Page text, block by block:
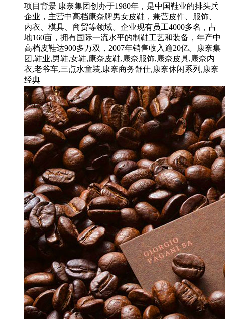
项目背景 康奈集团创办于1980年，是中国鞋业的排头兵
企业，主营中高档康奈牌男女皮鞋，兼营皮件、服饰、
内衣、模具、商贸等领域。企业现有员工4000多名，占
地160亩，拥有国际一流水平的制鞋工艺和装备，年产中
高档皮鞋达900多万双，2007年销售收入逾20亿。康奈集
团,鞋业,男鞋,女鞋,康奈皮鞋,康奈服饰,康奈皮具,康奈内
衣,老爷车,三点水童装,康奈商务舒仕,康奈休闲系列,康奈
经典